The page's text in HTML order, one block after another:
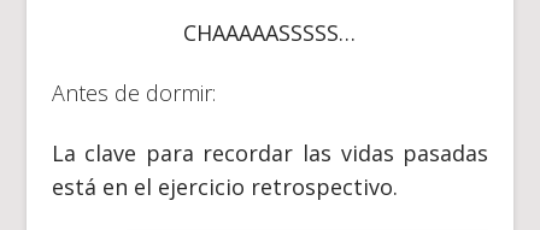
CHAAAAASSSSS…
Antes de dormir:
La clave para recordar las vidas pasadas
está en el ejercicio retrospectivo.